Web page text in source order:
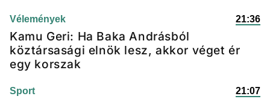
Vélemények 21:36
Kamu Geri: Ha Baka Andrásból
köztársasági elnök lesz, akkor véget ér
egy korszak
Sport 21:07